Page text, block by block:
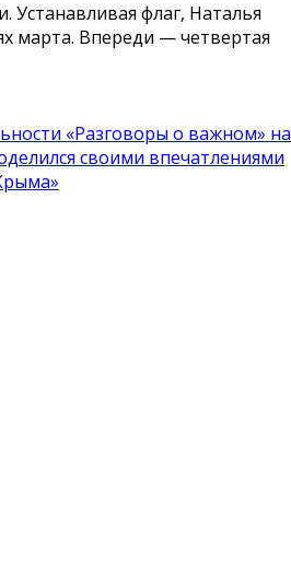
Устанавливая флаг, Наталья
марта. Впереди — четвертая
«Разговоры о важном» на
своими впечатлениями